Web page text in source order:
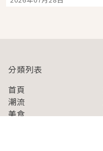
分類列表
首頁
潮流
美食